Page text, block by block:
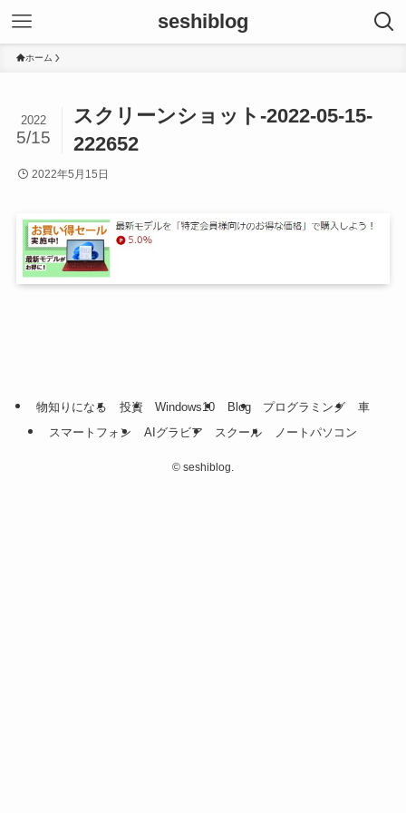
seshiblog
ホーム
スクリーンショット-2022-05-15-
222652
2022
5/15
2022年5月15日
物知りになる 投資 Windows10 Blog プログラミング
車
スマートフォン
AIグラビア スクール ノートパソコン
© seshiblog.